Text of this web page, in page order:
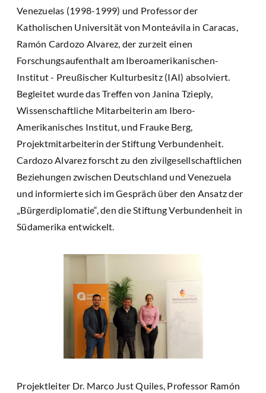
Venezuelas (1998-1999) und Professor der
Katholischen Universität von Monteávila in Caracas,
Ramón Cardozo Alvarez, der zurzeit einen
Forschungsaufenthalt am Iberoamerikanischen-
Institut - Preußischer Kulturbesitz (IAI) absolviert.
Begleitet wurde das Treffen von Janina Tzieply,
Wissenschaftliche Mitarbeiterin am Ibero-
Amerikanisches Institut, und Frauke Berg,
Projektmitarbeiterin der Stiftung Verbundenheit.
Cardozo Alvarez forscht zu den zivilgesellschaftlichen
Beziehungen zwischen Deutschland und Venezuela
und informierte sich im Gespräch über den Ansatz der
„Bürgerdiplomatie“, den die Stiftung Verbundenheit in
Südamerika entwickelt.
Projektleiter Dr. Marco Just Quiles, Professor Ramón